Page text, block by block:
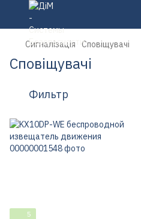
Сигналізація Сповіщувачі
Сповіщувачі
Фильтр
5